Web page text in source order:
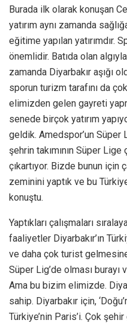
Burada ilk olarak konuşan
yatırım aynı zamanda
eğitime yapılan yatırımdır.
önemlidir. Batıda olan
zamanda Diyarbakır aşığı
sporun turizm tarafını da
elimizden gelen gayreti
senede birçok yatırım
geldik. Amedspor’un Süper
şehrin takımının Süper Lige
çıkartıyor. Bizde bunun için
zeminini yaptık ve bu
konuştu.
Yaptıkları çalışmaları
faaliyetler Diyarbakır’ın
ve daha çok turist
Süper Lig’de olması burayı
Ama bu bizim elimizde.
sahip. Diyarbakır için,
Türkiye’nin Paris’i. Çok